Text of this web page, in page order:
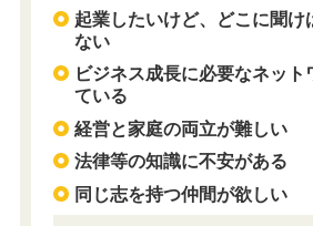
起業したいけど、どこに聞け
ない
ビジネス成長に必要なネット
ている
経営と家庭の両立が難しい
法律等の知識に不安がある
同じ志を持つ仲間が欲しい